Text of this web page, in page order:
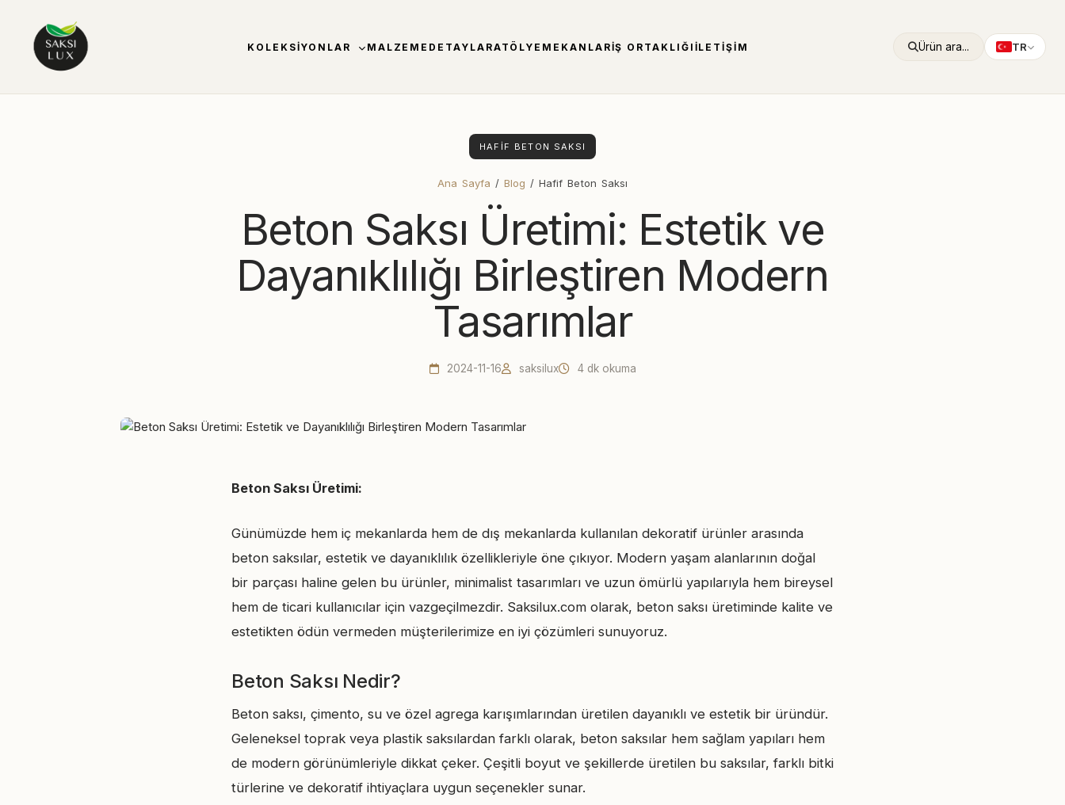
KOLEKSIYONLAR MALZEME DETAYLARATÖLYE MEKANLARİŞ ORTAKLIĞI İLETIŞIM Ürün ara... TR
HAFIF BETON SAKSI
Ana Sayfa / Blog / Hafif Beton Saksı
Beton Saksı Üretimi: Estetik ve
Dayanıklılığı Birleştiren Modern
Tasarımlar
2024-11-16 saksilux 4 dk okuma
Beton Saksı Üretimi:
Günümüzde hem iç mekanlarda hem de dış mekanlarda kullanılan dekoratif ürünler arasında
beton saksılar, estetik ve dayanıklılık özellikleriyle öne çıkıyor. Modern yaşam alanlarının doğal
bir parçası haline gelen bu ürünler, minimalist tasarımları ve uzun ömürlü yapılarıyla hem bireysel
hem de ticari kullanıcılar için vazgeçilmezdir. Saksilux.com olarak, beton saksı üretiminde kalite ve
estetikten ödün vermeden müşterilerimize en iyi çözümleri sunuyoruz.
Beton Saksı Nedir?
Beton saksı, çimento, su ve özel agrega karışımlarından üretilen dayanıklı ve estetik bir üründür.
Geleneksel toprak veya plastik saksılardan farklı olarak, beton saksılar hem sağlam yapıları hem
de modern görünümleriyle dikkat çeker. Çeşitli boyut ve şekillerde üretilen bu saksılar, farklı bitki
türlerine ve dekoratif ihtiyaçlara uygun seçenekler sunar.